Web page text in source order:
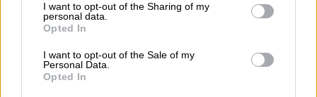
not limited to your visit or usage behaviour. You may click to
grant or deny consent to Google and its third-party tags to
use your data for below specified purposes in below Google
consent section.
I want to opt-out of the Sharing of my
personal data.
Opted In
I want to opt-out of the Sale of my
Personal Data.
Opted In
Κίνηση στους δρόμους: Σοβαρά
προβλήματα στην Κηφισίας – Δεν
λειτουργούν οι φωτεινοί
σηματοδότες